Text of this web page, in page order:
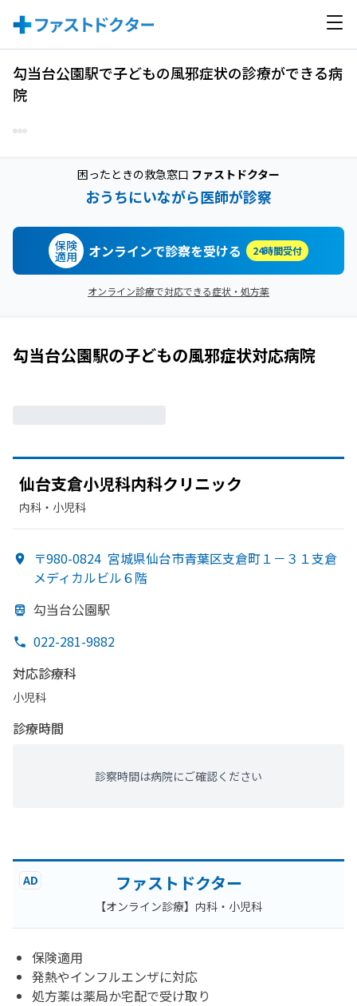
勾当台公園駅で子どもの風邪症状の診療ができる病
院
困ったときの救急窓口 ファストドクター
おうちにいながら医師が診察
保険
適用 オンラインで診察を受ける 24時間受付
オンライン診療で対応できる症状・処方薬
勾当台公園駅の子どもの風邪症状対応病院
仙台支倉小児科内科クリニック
内科・​小児科
〒980-0824 宮城県仙台市青葉区支倉町１－３１支倉
メディカルビル６階
勾当台公園駅
022-281-9882
対応診療科
小児科
診療時間
診察時間は病院にご確認ください
AD ファストドクター
【オンライン診療】内科・小児科
保険適用
発熱やインフルエンザに対応
処方薬は薬局か宅配で受け取り